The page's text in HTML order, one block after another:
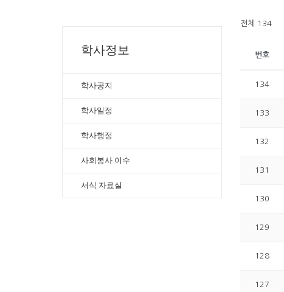
전체 134
번호
134
133
132
131
130
129
128
127
학사정보
학사공지
학사일정
학사행정
사회봉사 이수
서식 자료실